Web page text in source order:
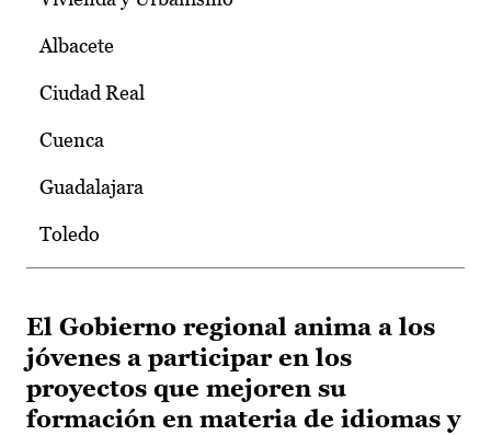
Albacete
Ciudad Real
Cuenca
Guadalajara
Toledo
El Gobierno regional anima a los
jóvenes a participar en los
proyectos que mejoren su
formación en materia de idiomas y